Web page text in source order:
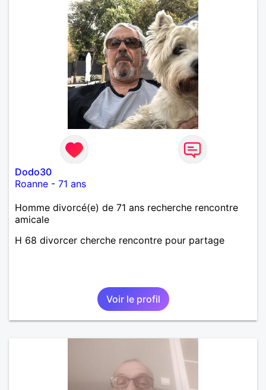
Dodo30
Roanne - 71 ans
Homme divorcé(e) de 71 ans recherche rencontre
amicale
H 68 divorcer cherche rencontre pour partage
Voir le profil